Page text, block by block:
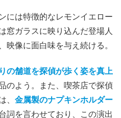
には特徴的なレモンイエロー
窓ガラスに映り込んだ登場人
映像に面白味を与え続ける。
の舗道を探偵が歩く姿を真上
のよう。また、喫茶店で探偵
、 金属製のナプキンホルダー
詞を言わせており、この演出